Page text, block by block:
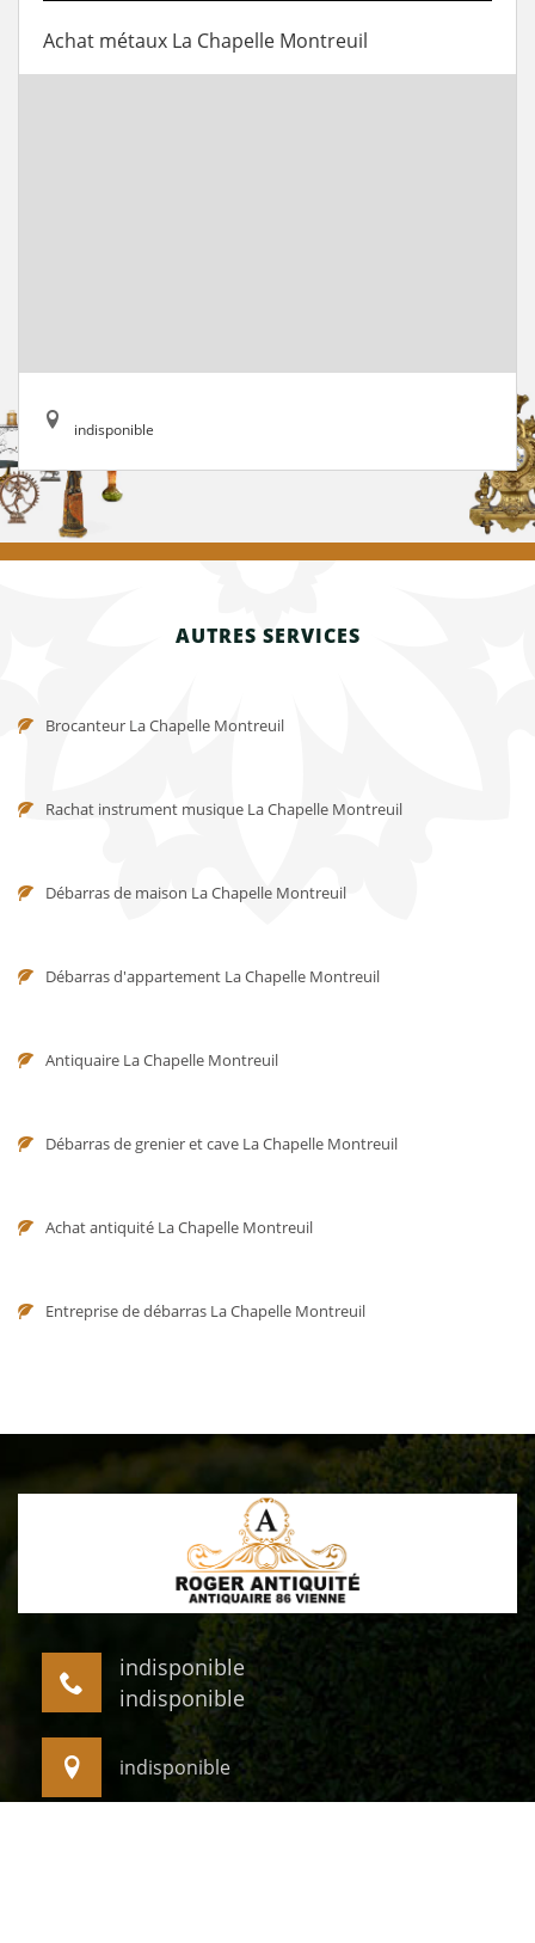
Achat métaux La Chapelle Montreuil
indisponible
AUTRES SERVICES
Brocanteur La Chapelle Montreuil
Rachat instrument musique La Chapelle Montreuil
Débarras de maison La Chapelle Montreuil
Débarras d'appartement La Chapelle Montreuil
Antiquaire La Chapelle Montreuil
Débarras de grenier et cave La Chapelle Montreuil
Achat antiquité La Chapelle Montreuil
Entreprise de débarras La Chapelle Montreuil
indisponible
indisponible
indisponible